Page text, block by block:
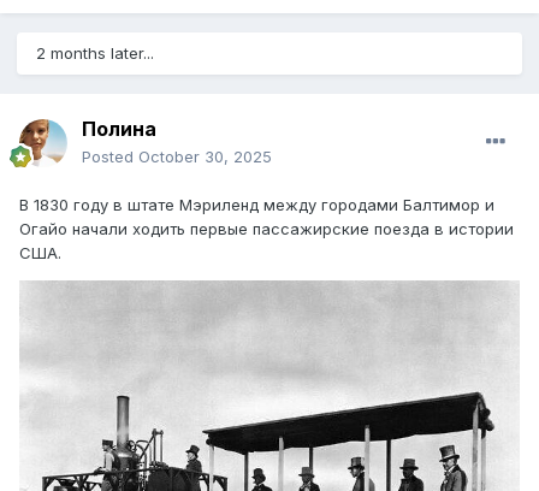
2 months later...
Полина
Posted October 30, 2025
В 1830 году в штате Мэриленд между городами Балтимор и
Огайо начали ходить первые пассажирские поезда в истории
США.